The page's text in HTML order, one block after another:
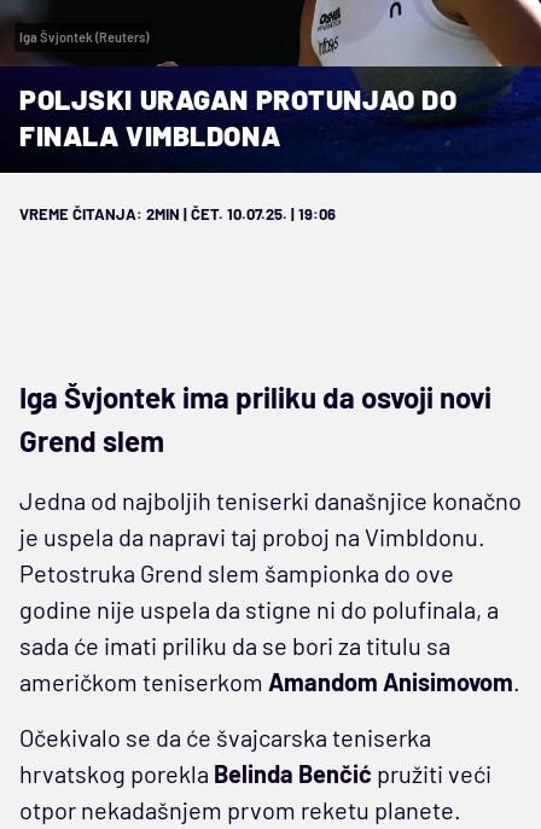
Iga Švjontek (Reuters)
POLJSKI URAGAN PROTUNJAO DO
FINALA VIMBLDONA
VREME ČITANJA: 2MIN | ČET. 10.07.25. | 19:06
Iga Švjontek ima priliku da osvoji novi
Grend slem
Jedna od najboljih teniserki današnjice konačno
je uspela da napravi taj proboj na Vimbldonu.
Petostruka Grend slem šampionka do ove
godine nije uspela da stigne ni do polufinala, a
sada će imati priliku da se bori za titulu sa
američkom teniserkom Amandom Anisimovom.
Očekivalo se da će švajcarska teniserka
hrvatskog porekla Belinda Benčić pružiti veći
otpor nekadašnjem prvom reketu planete.